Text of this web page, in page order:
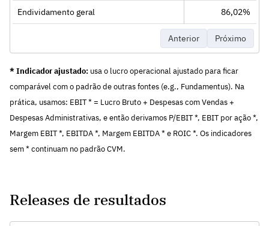
Endividamento geral 86,02%
Anterior Próximo
* Indicador ajustado: usa o lucro operacional ajustado para ficar
comparável com o padrão de outras fontes (e.g., Fundamentus). Na
prática, usamos: EBIT * = Lucro Bruto + Despesas com Vendas +
Despesas Administrativas, e então derivamos P/EBIT *, EBIT por ação *,
Margem EBIT *, EBITDA *, Margem EBITDA * e ROIC *. Os indicadores
sem * continuam no padrão CVM.
Releases de resultados